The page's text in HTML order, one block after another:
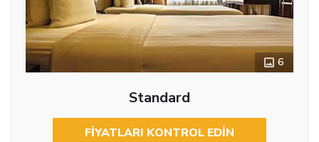
6
Standard
FIYATLARI KONTROL EDIN